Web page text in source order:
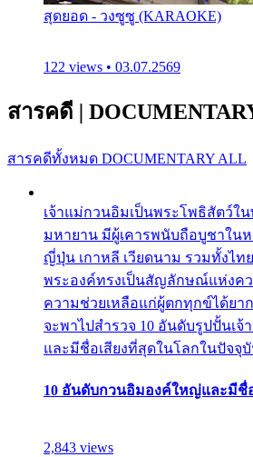
สุดยอด - วงซูซู (KARAOKE)
122 views • 03.07.2569
สารคดี |
สารคดีทั้งหมด DOCUMENTARY ALL
เจ้าแม่กวนอิมเป็นพระโพธิสัตว์ใ
มหายาน มีผู้เคารพนับถือบูชาในห
ญี่ปุ่น เกาหลี เวียดนาม รวมทั้งไท
พระองค์ทรงเป็นสัญลักษณ์แห่งค
ความช่วยเหลือแก่ผู้ตกทุกข์ได้ยา
จะพาไปสำรวจ 10 อันดับรูปปั้นเ
และมีชื่อเสียงที่สุดในโลกในปัจจุ
10 อันดับกวนอิมองค์ใหญ่และมีชื่
2,843 views